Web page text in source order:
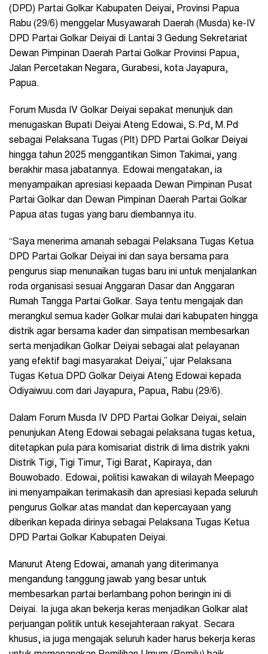
(DPD) Partai Golkar Kabupaten Deiyai, Provinsi Papua
Rabu (29/6) menggelar Musyawarah Daerah (Musda) ke-IV
DPD Partai Golkar Deiyai di Lantai 3 Gedung Sekretariat
Dewan Pimpinan Daerah Partai Golkar Provinsi Papua,
Jalan Percetakan Negara, Gurabesi, kota Jayapura,
Papua.
Forum Musda IV Golkar Deiyai sepakat menunjuk dan
menugaskan Bupati Deiyai Ateng Edowai, S.Pd, M.Pd
sebagai Pelaksana Tugas (Plt) DPD Partai Golkar Deiyai
hingga tahun 2025 menggantikan Simon Takimai, yang
berakhir masa jabatannya. Edowai mengatakan, ia
menyampaikan apresiasi kepaada Dewan Pimpinan Pusat
Partai Golkar dan Dewan Pimpinan Daerah Partai Golkar
Papua atas tugas yang baru diembannya itu.
“Saya menerima amanah sebagai Pelaksana Tugas Ketua
DPD Partai Golkar Deiyai ini dan saya bersama para
pengurus siap menunaikan tugas baru ini untuk menjalankan
roda organisasi sesuai Anggaran Dasar dan Anggaran
Rumah Tangga Partai Golkar. Saya tentu mengajak dan
merangkul semua kader Golkar mulai dari kabupaten hingga
distrik agar bersama kader dan simpatisan membesarkan
serta menjadikan Golkar Deiyai sebagai alat pelayanan
yang efektif bagi masyarakat Deiyai,” ujar Pelaksana
Tugas Ketua DPD Golkar Deiyai Ateng Edowai kepada
Odiyaiwuu.com dari Jayapura, Papua, Rabu (29/6).
Dalam Forum Musda IV DPD Partai Golkar Deiyai, selain
penunjukan Ateng Edowai sebagai pelaksana tugas ketua,
ditetapkan pula para komisariat distrik di lima distrik yakni
Distrik Tigi, Tigi Timur, Tigi Barat, Kapiraya, dan
Bouwobado. Edowai, politisi kawakan di wilayah Meepago
ini menyampaikan terimakasih dan apresiasi kepada seluruh
pengurus Golkar atas mandat dan kepercayaan yang
diberikan kepada dirinya sebagai Pelaksana Tugas Ketua
DPD Partai Golkar Kabupaten Deiyai.
Manurut Ateng Edowai, amanah yang diterimanya
mengandung tanggung jawab yang besar untuk
membesarkan partai berlambang pohon beringin ini di
Deiyai. Ia juga akan bekerja keras menjadikan Golkar alat
perjuangan politik untuk kesejahteraan rakyat. Secara
khusus, ia juga mengajak seluruh kader harus bekerja keras